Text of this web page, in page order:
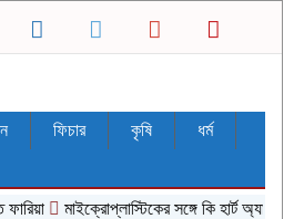
ফিচার কৃষি
ধর্ম
মাইক্রোপ্লাস্টিকের সঙ্গে কি হার্ট অ্যাটাকের